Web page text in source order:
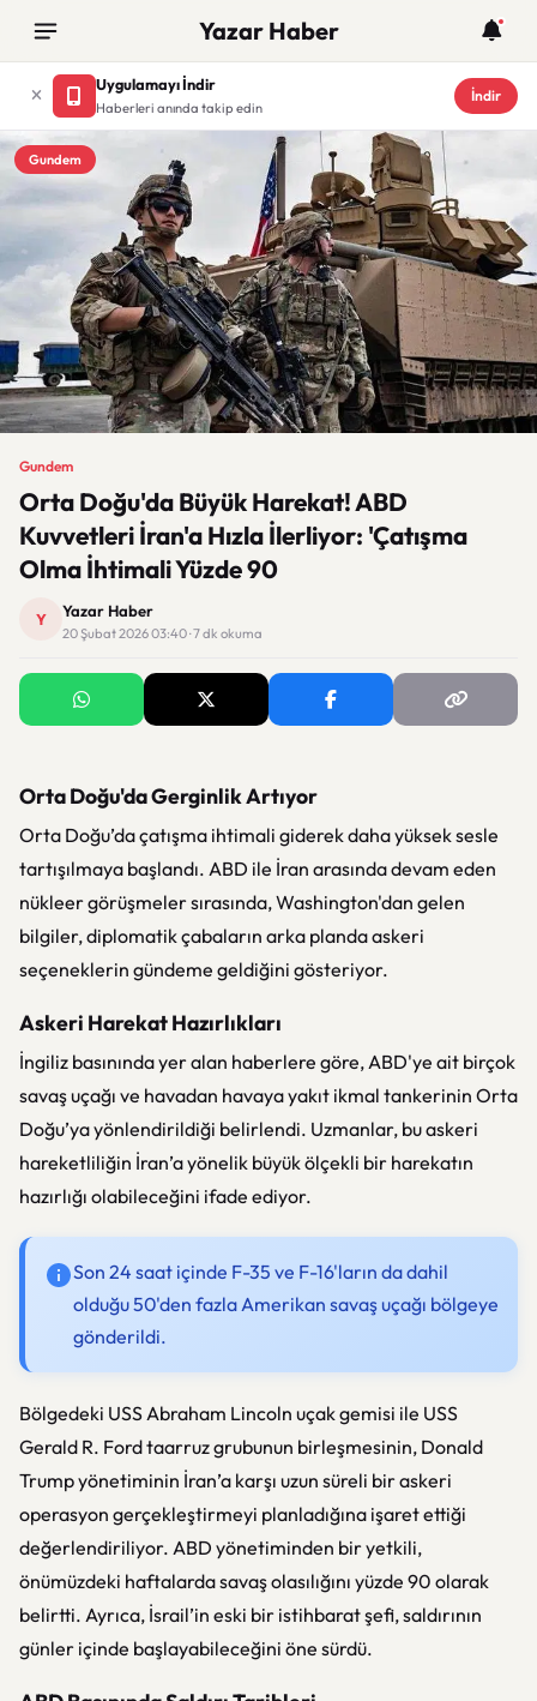
Yazar Haber
Uygulamayı İndir
Haberleri anında takip edin
İndir
Gundem
Gundem
Orta Doğu'da Büyük Harekat! ABD
Kuvvetleri İran'a Hızla İlerliyor: 'Çatışma
Olma İhtimali Yüzde 90
Y Yazar Haber
20 Şubat 2026 03:40 · 7 dk okuma
Orta Doğu'da Gerginlik Artıyor
Orta Doğu’da çatışma ihtimali giderek daha yüksek sesle
tartışılmaya başlandı. ABD ile İran arasında devam eden
nükleer görüşmeler sırasında, Washington'dan gelen
bilgiler, diplomatik çabaların arka planda askeri
seçeneklerin gündeme geldiğini gösteriyor.
Askeri Harekat Hazırlıkları
İngiliz basınında yer alan haberlere göre, ABD'ye ait birçok
savaş uçağı ve havadan havaya yakıt ikmal tankerinin Orta
Doğu’ya yönlendirildiği belirlendi. Uzmanlar, bu askeri
hareketliliğin İran’a yönelik büyük ölçekli bir harekatın
hazırlığı olabileceğini ifade ediyor.
Son 24 saat içinde F-35 ve F-16'ların da dahil
olduğu 50'den fazla Amerikan savaş uçağı bölgeye
gönderildi.
Bölgedeki USS Abraham Lincoln uçak gemisi ile USS
Gerald R. Ford taarruz grubunun birleşmesinin, Donald
Trump yönetiminin İran’a karşı uzun süreli bir askeri
operasyon gerçekleştirmeyi planladığına işaret ettiği
değerlendiriliyor. ABD yönetiminden bir yetkili,
önümüzdeki haftalarda savaş olasılığını yüzde 90 olarak
belirtti. Ayrıca, İsrail’in eski bir istihbarat şefi, saldırının
günler içinde başlayabileceğini öne sürdü.